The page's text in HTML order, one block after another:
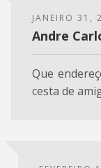
JANEIRO 31,
Andre
Que
cesta de